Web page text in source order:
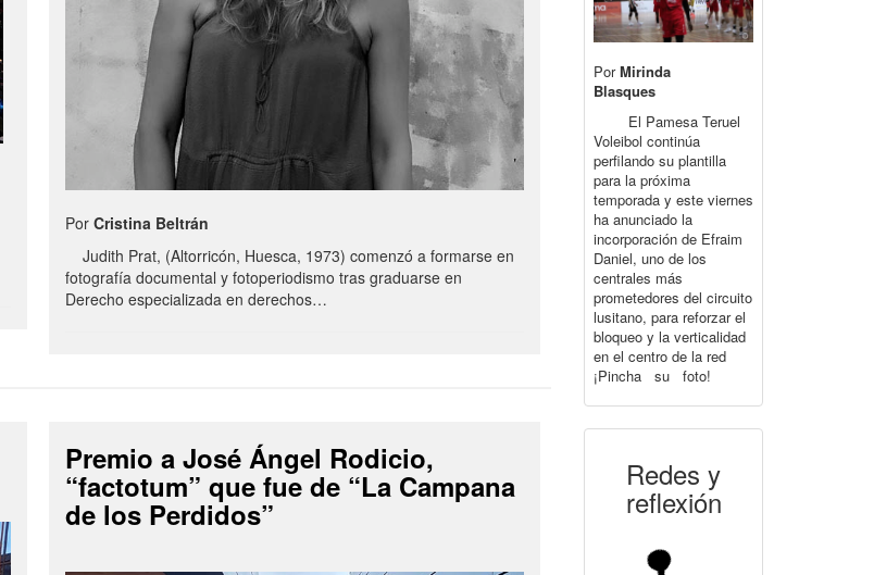
PorCristina Beltrán
Judith Prat, (Altorricón, Huesca, 1973) comenzó a formarse en
fotografía documental y fotoperiodismo tras graduarse en
Derecho especializada en derechos…
Premio a José Ángel Rodicio,
“factotum” que fue de “La Campana
de los Perdidos”
PorMirinda
Blasques
El Pamesa Teruel
Voleibol continúa
perfilando su plantilla
para la próxima
temporada y este viernes
ha anunciado la
incorporación de Efraim
Daniel, uno de los
centrales más
prometedores del circuito
lusitano, para reforzar el
bloqueo y la verticalidad
en el centro de la red
¡Pincha su foto!
Redes y
reflexión